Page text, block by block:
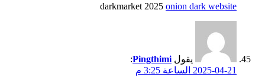
darkmarket 2025onion dark website
يقول Pingthimi
:
2025-04-21 الساعة 3:25 م